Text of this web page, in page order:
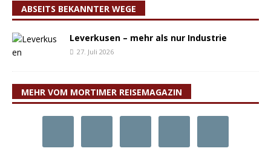
ABSEITS BEKANNTER WEGE
Leverkusen – mehr als nur Industrie
27. Juli 2026
MEHR VOM MORTIMER REISEMAGAZIN